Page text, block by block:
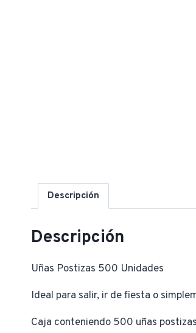
Descripción
Descripción
Uñas Postizas 500 Unidades
Ideal para salir, ir de fiesta o
Caja conteniendo 500 uñas